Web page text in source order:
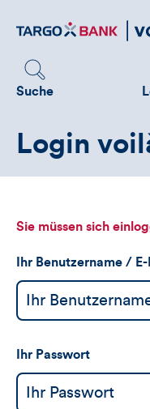
zum
Suche
Login
Sie müssen sich
Ihr Benutzername /
Ihr Passwort